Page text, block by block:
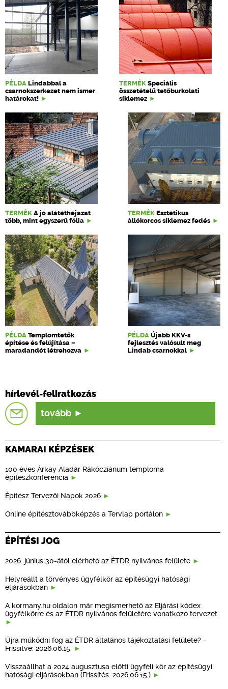
PÉLDA Lindabbal a
csarnokszerkezet nem ismer
határokat!
TERMÉK Speciális
összetételű tetőburkolati
síklemez
TERMÉK A jó alátéthéjazat
több, mint egyszerű fólia
TERMÉK Esztétikus
állókorcos síklemez fedés
PÉLDA Templomtetők
építése és felújítása –
maradandót létrehozva
PÉLDA Újabb KKV-s
fejlesztés valósult meg
Lindab csarnokkal
hírlevél-feliratkozás
tovább
KAMARAI KÉPZÉSEK
100 éves Árkay Aladár Rákócziánum temploma
építészkonferencia
Építész Tervezői Napok 2026
Online építésztovábbképzés a Tervlap portálon
ÉPÍTÉSI JOG
2026. június 30-ától elérhető az ÉTDR nyilvános felülete
Helyreállt a törvényes ügyfélkör az építésügyi hatósági
eljárásokban
A kormany.hu oldalon már megismerhető az Eljárási kódex
ügyfélkörre és az ÉTDR nyilvános felületére vonatkozó tervezet
Újra működni fog az ÉTDR általános tájékoztatási felülete? -
Frissítve: 2026.06.15.
Visszaállhat a 2024 augusztusa előtti ügyféli kör az építésügyi
hatósági eljárásokban (Frissítés: 2026.06.15.)